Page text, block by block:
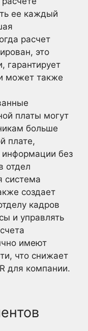
ее каждый
расчет
это
гарантирует
может также
платы могут
больше
плате,
информации без
отдел
система
создает
кадров
и управлять
имеют
что снижает
для компании.